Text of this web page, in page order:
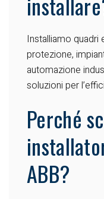
Installiamo quadri
protezione,
automazione
soluzioni per
Perché
ABB?